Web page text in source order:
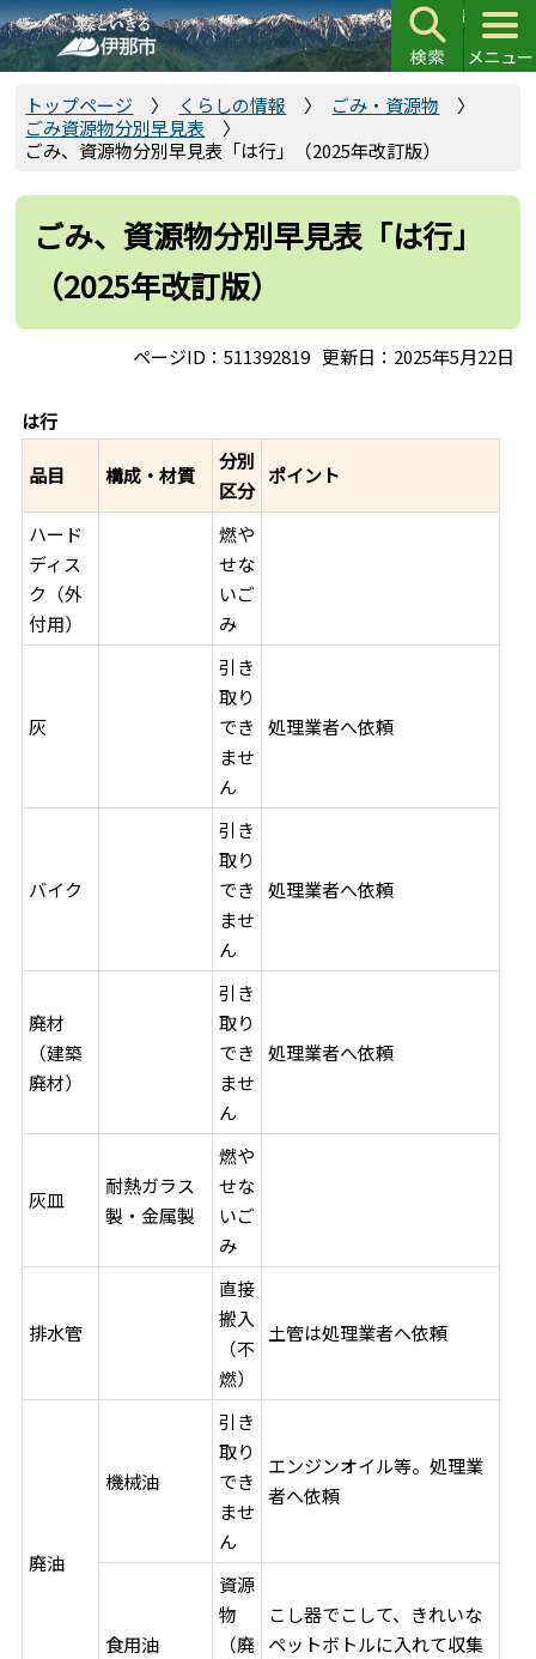
こ
の
ペ
先
トップページ くらしの情報
ごみ・資源物
ごみ資源物分別早見表
ごみ、資源物分別早見表「は行」（2025年改訂版）
ごみ、資源物分別早見表「は行」
（2025年改訂版）
ページID：511392819 更新日：2025年5月22日
は行
品目 構成・材質
分別
区分
ポイント
ハード
ディス
ク（外
付用）
燃や
せな
いご
み
灰
引き
取り
でき
ませ
ん
処理業者へ依頼
バイク
引き
取り
でき
ませ
ん
処理業者へ依頼
廃材
（建築
廃材）
引き
取り
でき
ませ
ん
処理業者へ依頼
灰皿
耐熱ガラス
製・金属製
燃や
せな
いご
み
排水管
直接
搬入
（不
燃）
土管は処理業者へ依頼
廃油
機械油
引き
取り
でき
ませ
ん
エンジンオイル等。処理業
者へ依頼
食用油
資源
物
（廃
こし器でこして、きれいな
ペットボトルに入れて収集